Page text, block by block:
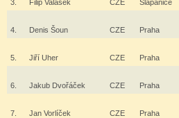
3. Filip Valášek CZE Šlapanice
4. Denis Šoun CZE Praha
5. Jiří Uher CZE Praha
6. Jakub Dvořáček CZE Praha
7. Jan Vorlíček CZE Praha